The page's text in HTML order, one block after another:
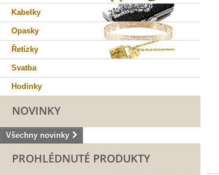
Kabelky
Opasky
Řetízky
Svatba
Hodinky
NOVINKY
Všechny novinky
PROHLÉDNUTÉ PRODUKTY